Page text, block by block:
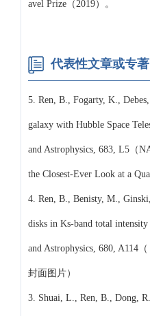
avel Prize（2019）。
代表性文章或专著
5. Ren, B., Fogarty, K.,
galaxy with Hubble Space
and Astrophysics, 683, L5（
the Closest-Ever Look at a
4. Ren, B., Benisty, M.,
disks in Ks-band total
and Astrophysics, 680, A114
封面图片）
3. Shuai, L., Ren, B., Dong,